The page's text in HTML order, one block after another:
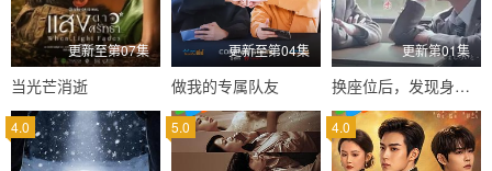
更新至第07集
当光芒消逝
更新至第04集
做我的专属队友
更新第01集
换座位后，发现身后的男生好像喜欢我
4.0 5.0 4.0